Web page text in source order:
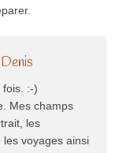
Denis
fois. :-)
Mes champs
les
voyages ainsi